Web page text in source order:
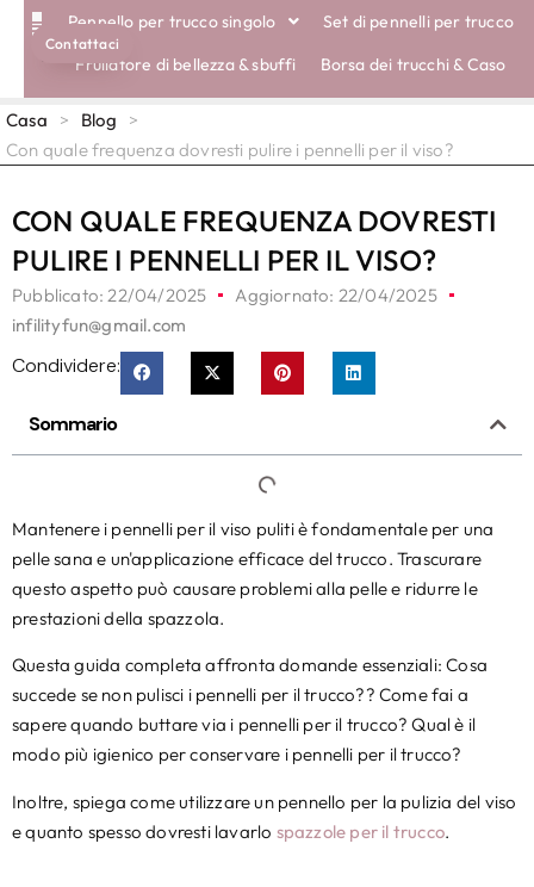
Contattaci
Pennello per trucco singolo
Set di pennelli per trucco
Frullatore di bellezza & sbuffi
Borsa dei trucchi & Caso
Casa > Blog
>
Con quale frequenza dovresti pulire i pennelli per il viso?
CON QUALE FREQUENZA DOVRESTI
PULIRE I PENNELLI PER IL VISO?
Pubblicato:22/04/2025
Aggiornato: 22/04/2025
infilityfun@gmail.com
Condividere:
Sommario
Mantenere i pennelli per il viso puliti è fondamentale per una
pelle sana e un'applicazione efficace del trucco. Trascurare
questo aspetto può causare problemi alla pelle e ridurre le
prestazioni della spazzola.
Questa guida completa affronta domande essenziali: Cosa
succede se non pulisci i pennelli per il trucco?? Come fai a
sapere quando buttare via i pennelli per il trucco? Qual è il
modo più igienico per conservare i pennelli per il trucco?
Inoltre, spiega come utilizzare un pennello per la pulizia del viso
e quanto spesso dovresti lavarlo spazzole per il trucco.​